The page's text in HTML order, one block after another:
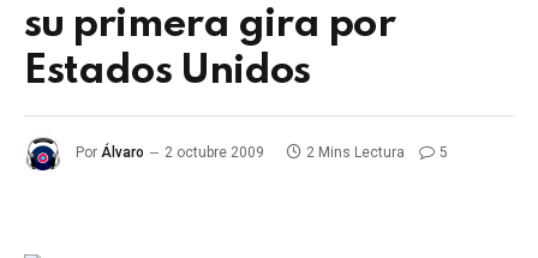
su primera gira por
Estados Unidos
Por Álvaro 2 octubre 2009 2 Mins Lectura 5